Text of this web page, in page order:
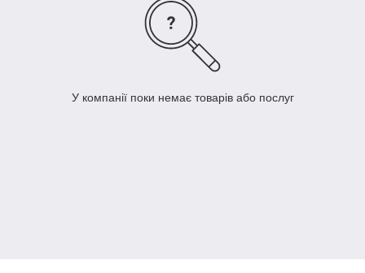
У компанії поки немає товарів або послуг